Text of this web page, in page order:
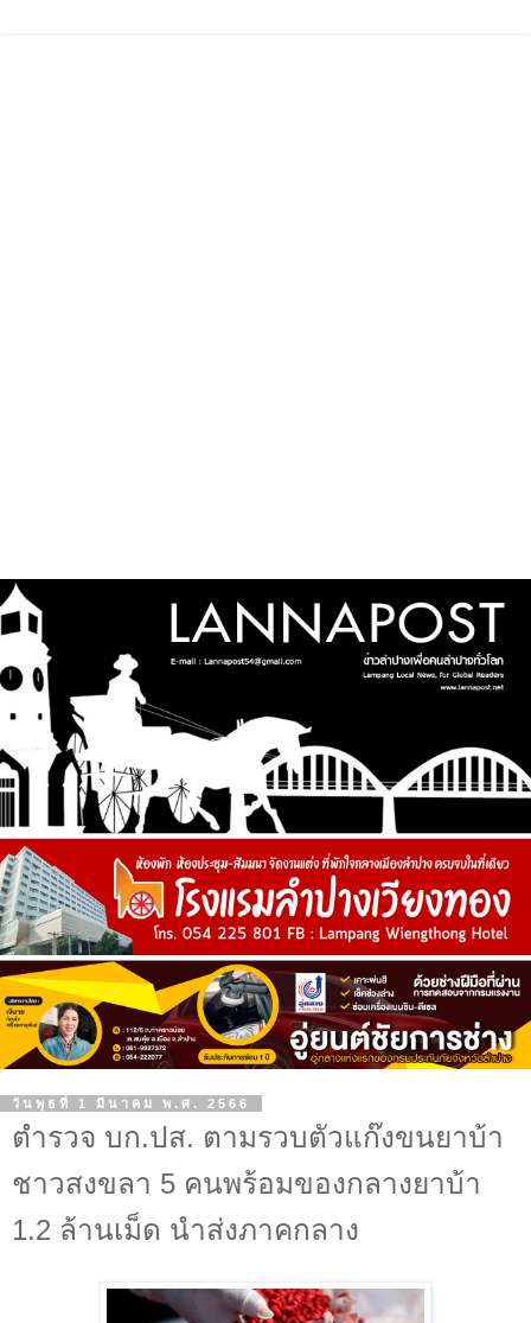
วันพุธที่ 1 มีนาคม พ.ศ. 2566
ตำรวจ บก.ปส. ตามรวบตัวแก๊งขนยาบ้า
ชาวสงขลา 5 คนพร้อมของกลางยาบ้า
1.2 ล้านเม็ด นำส่งภาคกลาง